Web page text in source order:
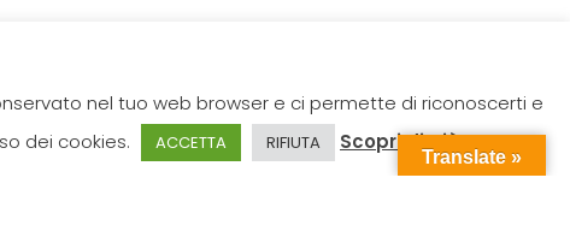
nel tuo web browser e ci permette di riconoscerti e
dei cookies.
ACCETTA RIFIUTA Scopri di più
Translate »